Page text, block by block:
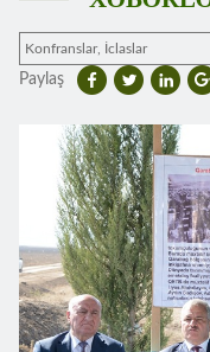
Paylaş